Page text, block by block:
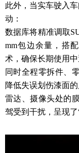
此外，当实车驶入
动：
数据库将精准调取
mm包边余量，搭
术，确保长期使用
同时全程零拆件、
降低失误划伤漆面
雷达、摄像头处的
驾受到干扰，呈现